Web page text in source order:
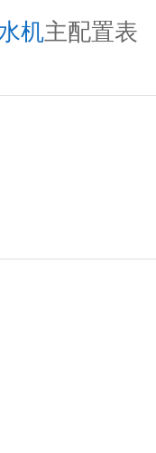
机主配置表